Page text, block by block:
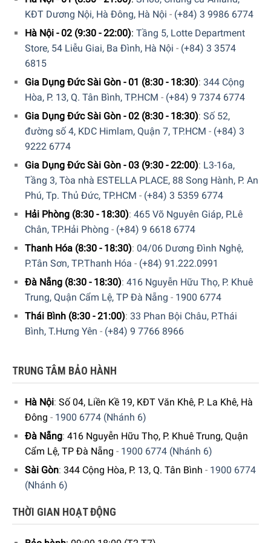
Sử dụng nước tối ưu nhờ phát hiện tải trọng chính xác –
waterPerfect Plus
Các cảm biến tinh vi của hệ thống quản lý nước
waterPerfect Plus đảm bảo hiệu quả sử dụng nước tối đa.
Nó không chỉ nhận dạng loại hàng dệt mà còn nhận biết
chính xác số lượng tải tương ứng với 256 gia số. Tùy thuộc
vào hai yếu tố này mà xác định lượng nước cần thiết. Đây
là cách waterPerfect Plus đạt được kết quả giặt hoàn hảo
với lượng nước tiêu thụ tối ưu trong mỗi chu trình giặt của
máy giặt Siemens iQ700 WM14VM93
với lồng giặt được thiết kế đặc biệt
Lồng giặt của Siemens iQ700 WM14VM93 được thiết kế
đặc biệt cho phép đồ giặt của bạn ngập trong nước nhanh
hơn, nhờ tác dụng của của các trình điều khiển bất đối
xứng mới. Điều này đảm bảo việc giặt giũ nhanh chóng, an
toàn và nhẹ nhàng.
Chiếu sáng lồng giặt tối ưu
bật sáng khi thiết bị được bật, sau khi mở và đóng cửa và
KĐT Dương Nội, Hà Đông, Hà Nội - (+84) 3 9986 6774
Hà Nội - 02 (9:30 - 22:00): Tầng 5, Lotte Department
Store, 54 Liễu Giai, Ba Đình, Hà Nội - (+84) 3 3574
6815
Gia Dụng Đức Sài Gòn - 01 (8:30 - 18:30): 344 Cộng
Hòa, P. 13, Q. Tân Bình, TP.HCM - (+84) 9 7374 6774
Gia Dụng Đức Sài Gòn - 02 (8:30 - 18:30): Số 52,
đường số 4, KDC Himlam, Quận 7, TP.HCM - (+84) 3
9222 6774
Gia Dụng Đức Sài Gòn - 03 (9:30 - 22:00): L3-16a,
Tầng 3, Tòa nhà ESTELLA PLACE, 88 Song Hành, P. An
Phú, Tp. Thủ Đức, TP.HCM - (+84) 3 5359 6774
Hải Phòng (8:30 - 18:30): 465 Võ Nguyên Giáp, P.Lê
Chân, TP.Hải Phòng - (+84) 9 6618 6774
Thanh Hóa (8:30 - 18:30): 04/06 Dương Đình Nghệ,
P.Tân Sơn, TP.Thanh Hóa - (+84) 91.222.0991
Đà Nẵng (8:30 - 18:30): 416 Nguyễn Hữu Thọ, P. Khuê
Trung, Quận Cẩm Lệ, TP Đà Nẵng - 1900 6774
Thái Bình (8:30 - 21:00): 33 Phan Bội Châu, P.Thái
Bình, T.Hưng Yên - (+84) 9 7766 8966
TRUNG TÂM BẢO HÀNH
Hà Nội: Số 04, Liền Kề 19, KĐT Văn Khê, P. La Khê, Hà
Đông - 1900 6774 (Nhánh 6)
Đà Nẵng: 416 Nguyễn Hữu Thọ, P. Khuê Trung, Quận
Cẩm Lệ, TP Đà Nẵng - 1900 6774 (Nhánh 6)
Sài Gòn: 344 Cộng Hòa, P. 13, Q. Tân Bình - 1900 6774
(Nhánh 6)
THỜI GIAN HOẠT ĐỘNG